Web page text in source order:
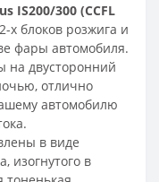
IS200/300 (CCFL
х блоков розжига и
фары автомобиля.
на двусторонний
отлично
автомобилю
в виде
изогнутого в